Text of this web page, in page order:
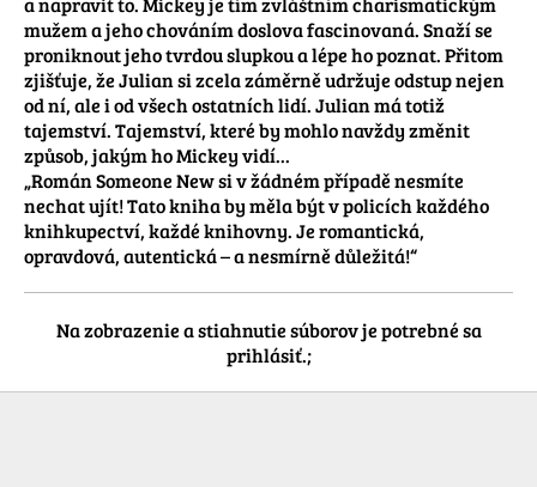
mužem a jeho chováním doslova fascinovaná. Snaží se
proniknout jeho tvrdou slupkou a lépe ho poznat. Přitom
zjišťuje, že Julian si zcela záměrně udržuje odstup nejen
od ní, ale i od všech ostatních lidí. Julian má totiž
tajemství. Tajemství, které by mohlo navždy změnit
způsob, jakým ho Mickey vidí...
„Román Someone New si v žádném případě nesmíte
nechat ujít! Tato kniha by měla být v policích každého
knihkupectví, každé knihovny. Je romantická,
opravdová, autentická – a nesmírně důležitá!“
Na zobrazenie a stiahnutie súborov je potrebné sa
prihlásiť.;